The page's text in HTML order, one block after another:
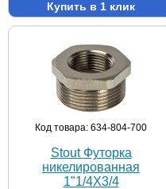
Купить в 1 клик
Код товара: 634-804-700
Stout Футорка
никелированная
1"1/4X3/4